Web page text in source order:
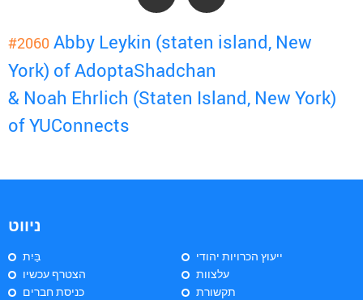
#2060 Abby Leykin (staten island, New
York) of AdoptaShadchan
& Noah Ehrlich (Staten Island, New York)
of YUConnects
ניווט
בַּיִת
הצטרף עכשיו
כניסת חברים
ייעוץ הכרויות יהודי
עלצוות
תקשורת